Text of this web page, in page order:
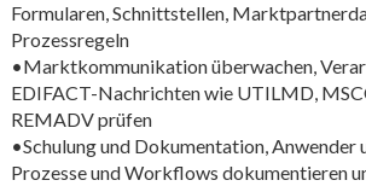
Formularen, Schnittstellen,
Prozessregeln
•Marktkommunikation überwachen,
EDIFACT-Nachrichten wie UTILMD,
REMADV prüfen
•Schulung und Dokumentation, Anwender
Prozesse und Workflows dokumentieren